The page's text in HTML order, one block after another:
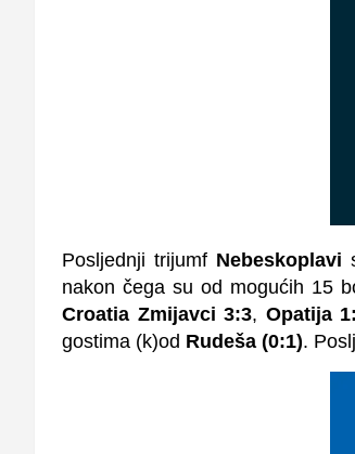
Posljednji trijumf Nebeskoplavi
nakon čega su od mogućih 15
Croatia Zmijavci 3:3, Opatija
gostima (k)od Rudeša (0:1).